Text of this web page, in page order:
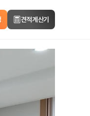
견적계산기